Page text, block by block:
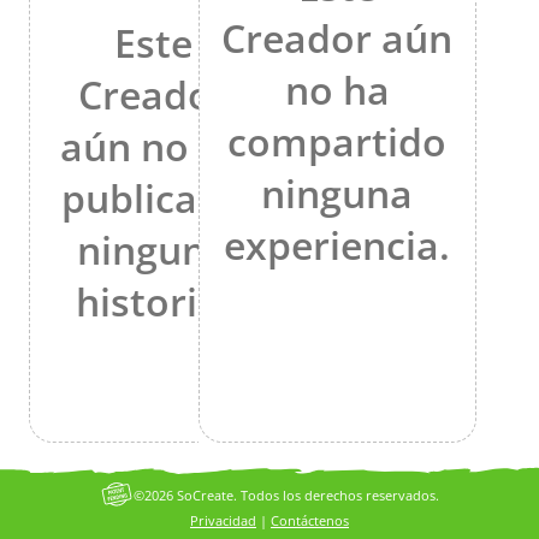
Este
Creador
aún no ha
publicado
ninguna
historia.
Creador aún
no ha
compartido
ninguna
experiencia.
Privacidad | Contáctenos
©2026 SoCreate. Todos los derechos reservados.